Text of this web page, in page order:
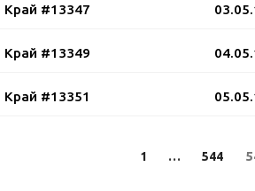
#13347
#13349
#13351
Page
1 … Page
544